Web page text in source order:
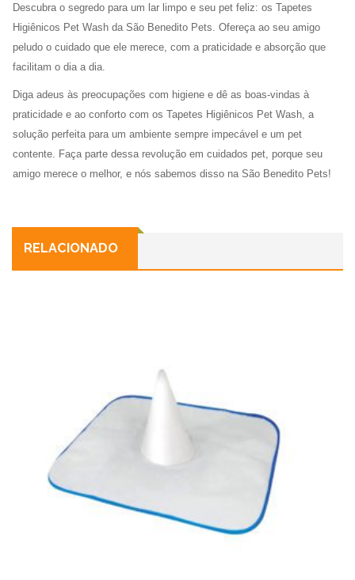
Descubra o segredo para um lar limpo e seu pet feliz: os Tapetes
Higiênicos Pet Wash da São Benedito Pets. Ofereça ao seu amigo
peludo o cuidado que ele merece, com a praticidade e absorção que
facilitam o dia a dia.
Diga adeus às preocupações com higiene e dê as boas-vindas à
praticidade e ao conforto com os Tapetes Higiênicos Pet Wash, a
solução perfeita para um ambiente sempre impecável e um pet
contente. Faça parte dessa revolução em cuidados pet, porque seu
amigo merece o melhor, e nós sabemos disso na São Benedito Pets!
RELACIONADO